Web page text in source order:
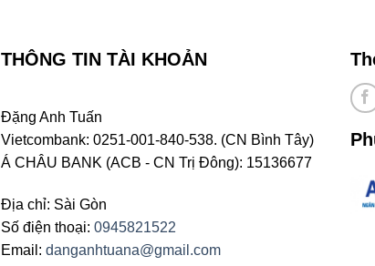
THÔNG TIN TÀI KHOẢN
Đặng Anh Tuấn
Vietcombank: 0251-001-840-538. (CN Bình Tây)
Á CHÂU BANK (ACB - CN Trị Đông): 15136677
Địa chỉ: Sài Gòn
Số điện thoại: 0945821522
Email: danganhtuana@gmail.com